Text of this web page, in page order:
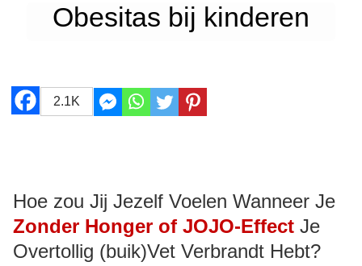
Obesitas bij kinderen
2.1K
Hoe zou Jij Jezelf Voelen Wanneer Je
Zonder Honger of JOJO-Effect Je
Overtollig (buik)Vet Verbrandt Hebt?